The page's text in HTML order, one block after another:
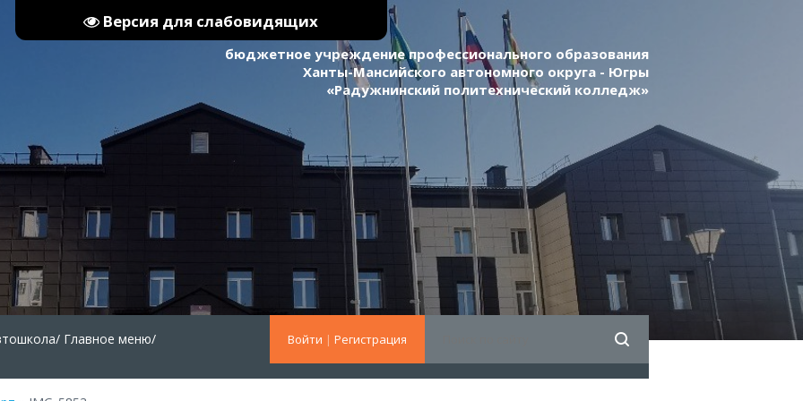
Версия для слабовидящих
бюджетное учреждение профессионального образования
Ханты-Мансийского автономного округа - Югры
«Радужнинский политехнический колледж»
Войти | Регистрация
Главное меню/